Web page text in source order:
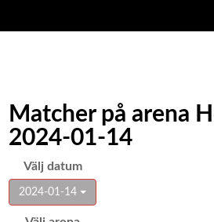
Matcher på arena
2024-01-14
Välj datum
2024-01-14